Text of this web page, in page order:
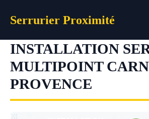
Serrurier Proximité
INSTALLATION
MULTIPOINT
PROVENCE